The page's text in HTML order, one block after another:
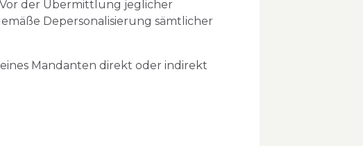
der Übermittlung jeglicher
Depersonalisierung sämtlicher
Mandanten direkt oder indirekt